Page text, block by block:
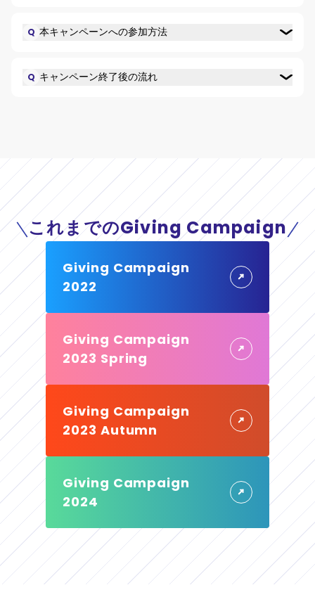
Q 本キャンペーンへの参加方法
Q キャンペーン終了後の流れ
これまでのGiving Campaign
Giving Campaign
2022
Giving Campaign
2023 Spring
Giving Campaign
2023 Autumn
Giving Campaign
2024